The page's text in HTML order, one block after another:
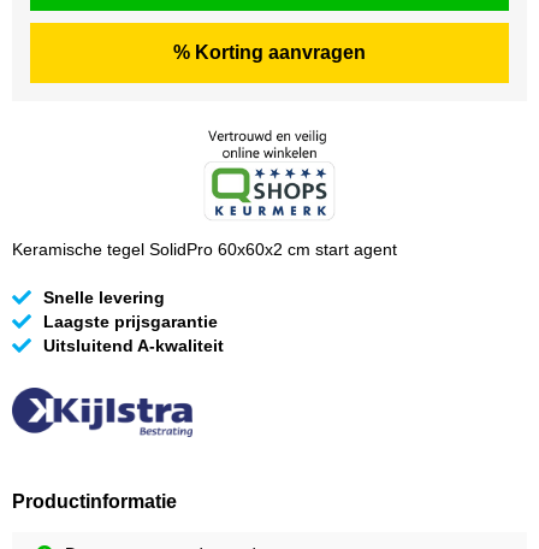
% Korting aanvragen
Keramische tegel SolidPro 60x60x2 cm start agent
Snelle levering
Laagste prijsgarantie
Uitsluitend A-kwaliteit
Productinformatie